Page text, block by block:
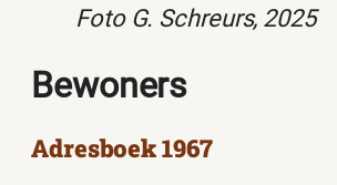
Foto G. Schreurs, 2025
Bewoners
Adresboek 1967